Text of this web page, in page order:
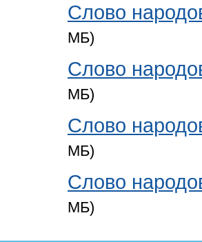
Слово
МБ)
Слово
МБ)
Слово
МБ)
Слово
МБ)